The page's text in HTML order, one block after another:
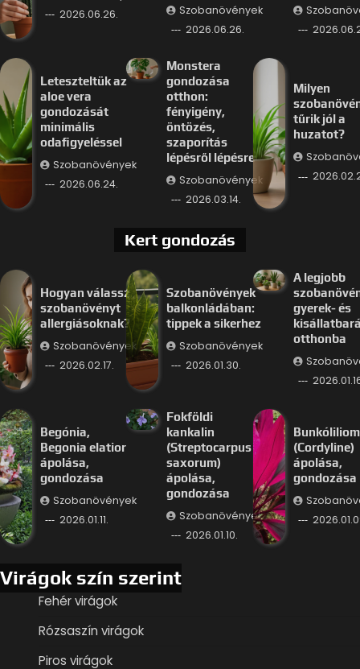
2026.06.26.
Szobanövények
2026.06.26.
Leteszteltük az
aloe vera
gondozását
minimális
odafigyeléssel
Szobanövények
2026.06.24.
Monstera
gondozása
otthon:
fényigény,
öntözés,
szaporítás
lépésről lépésre
Szobanövények
2026.03.14.
Milyen
tűrik jól a
huzatot?
Kert gondozás
Hogyan válassz
szobanövényt
allergiásoknak?
Szobanövények
2026.02.17.
Szobanövények
balkonládában:
tippek a sikerhez
Szobanövények
2026.01.30.
A legjobb
gyerek- és
otthonba
Begónia,
Begonia elatior
ápolása,
gondozása
Szobanövények
2026.01.11.
Fokföldi
kankalin
(Streptocarpus
saxorum)
ápolása,
gondozása
Szobanövények
2026.01.10.
Bunkóliliom
(Cordyline)
ápolása,
gondozása
Virágok szín szerint
Fehér virágok
Rózsaszín virágok
Piros virágok